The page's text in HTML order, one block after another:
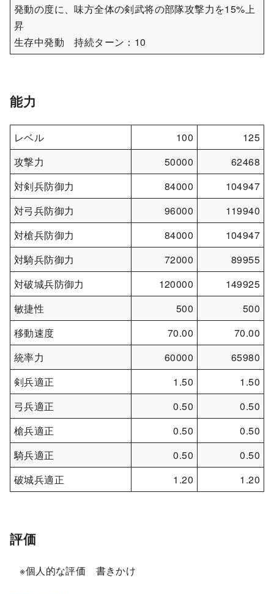
発動の度に、味方全体の剣武将の部隊攻撃力を15%上
昇
生存中発動 持続ターン：10
能力
レベル 100
125
攻撃力
50000
62468
対剣兵防御力
84000
104947
対弓兵防御力
96000
119940
対槍兵防御力
84000
104947
対騎兵防御力
72000
89955
対破城兵防御力
120000
149925
敏捷性
500
500
移動速度
70.00
70.00
統率力
60000
65980
剣兵適正
1.50
1.50
弓兵適正
0.50
0.50
槍兵適正
0.50
0.50
騎兵適正
0.50
0.50
破城兵適正
1.20 1.20
評価
※個人的な評価 書きかけ